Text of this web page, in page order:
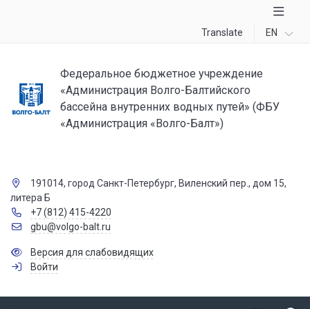
Translate EN
Федеральное бюджетное учреждение
«Администрация Волго-Балтийского
бассейна внутренних водных путей» (ФБУ
«Администрация «Волго-Балт»)
191014, город Санкт-Петербург, Виленский пер., дом 15,
литера Б
+7 (812) 415-4220
gbu@volgo-balt.ru
Версия для слабовидящих
Войти